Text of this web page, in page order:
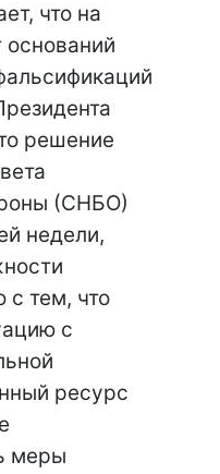
что на
оснований
решение
(СНБО)
недели,
с тем, что
с
ресурс
меры